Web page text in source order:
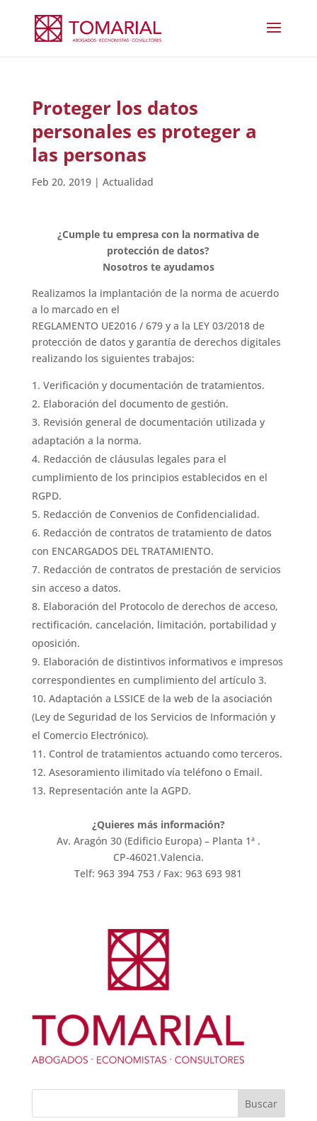
Proteger los datos
personales es proteger a
las personas
Feb 20, 2019| Actualidad
¿Cumple tu empresa con la normativa de
protección de datos?
Nosotros te ayudamos
Realizamos la implantación de la norma de acuerdo
a lo marcado en el
REGLAMENTO UE2016 / 679 y a la LEY 03/2018 de
protección de datos y garantía de derechos digitales
realizando los siguientes trabajos:
Verificación y documentación de tratamientos.
Elaboración del documento de gestión.
Revisión general de documentación utilizada y
adaptación a la norma.
Redacción de cláusulas legales para el
cumplimiento de los principios establecidos en el
RGPD.
Redacción de Convenios de Confidencialidad.
Redacción de contratos de tratamiento de datos
con ENCARGADOS DEL TRATAMIENTO.
Redacción de contratos de prestación de servicios
sin acceso a datos.
Elaboración del Protocolo de derechos de acceso,
rectificación, cancelación, limitación, portabilidad y
oposición.
Elaboración de distintivos informativos e impresos
correspondientes en cumplimiento del artículo 3.
Adaptación a LSSICE de la web de la asociación
(Ley de Seguridad de los Servicios de Información y
el Comercio Electrónico).
Control de tratamientos actuando como terceros.
Asesoramiento ilimitado vía teléfono o Email.
Representación ante la AGPD.
¿Quieres más información?
Av. Aragón 30 (Edificio Europa) – Planta 1ª .
CP-46021.Valencia.
Telf: 963 394 753 / Fax: 963 693 981